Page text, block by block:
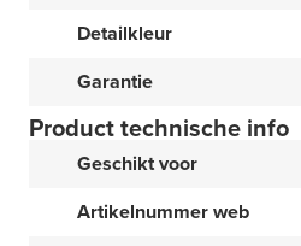
Detailkleur
Garantie
Product technische info
Geschikt voor
Artikelnummer web